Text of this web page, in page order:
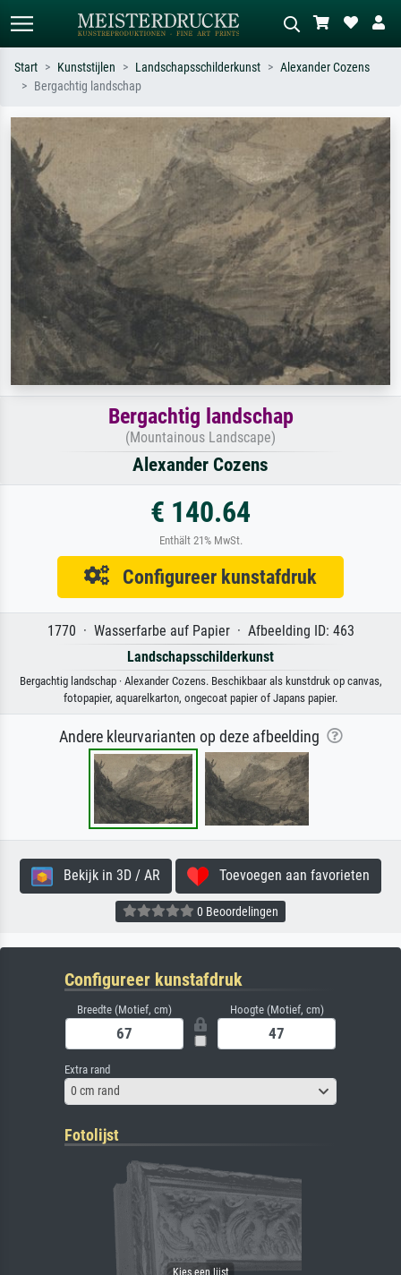
Zoek op kunstenaar, titel of stijl – bijv.
Monet, Sterrennacht, impressionisme,
Hokusai-golf, naakt.
Beschrijf de scène – bijv. groene
weide, abstract met veel rood, donker
olieverfschilderij, staand naakt naast
een boom.
Start Kunststijlen Landschapsschilderkunst
Alexander Cozens
Bergachtig landschap
Bergachtig landschap
(Mountainous Landscape)
Alexander Cozens
€ 140.64
Enthält 21% MwSt.
Configureer kunstafdruk
1770 · Wasserfarbe auf Papier · Afbeelding ID: 463
Landschapsschilderkunst
Bergachtig landschap · Alexander Cozens. Beschikbaar als kunstdruk op canvas,
fotopapier, aquarelkarton, ongecoat papier of Japans papier.
Andere kleurvarianten op deze afbeelding
Bekijk in 3D / AR Toevoegen aan favorieten
0 Beoordelingen
Configureer kunstafdruk
Breedte (Motief, cm) Hoogte (Motief, cm)
Extra rand
0 cm rand
Fotolijst